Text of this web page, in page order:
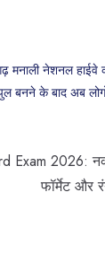
मनाली नेशनल
बनने के बाद अब
Exam 2026:
फॉर्मेट और